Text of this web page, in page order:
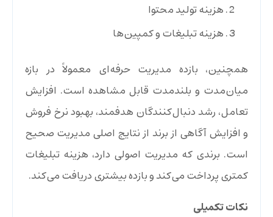
هزینه تولید محتوا
هزینه تبلیغات و کمپین‌ها
همچنین، بازده مدیریت حرفه‌ای معمولاً در بازه
میان‌مدت و بلندمدت قابل مشاهده است. افزایش
تعامل، رشد دنبال‌کنندگان هدفمند، بهبود نرخ فروش
و افزایش آگاهی از برند از نتایج اصلی مدیریت صحیح
است. برندی که مدیریت اصولی دارد، هزینه تبلیغات
کمتری پرداخت می‌کند و بازده بیشتری دریافت می‌کند.
نکات تکمیلی